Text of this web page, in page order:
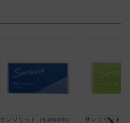
サンソリット（sunsorit） サンソリット